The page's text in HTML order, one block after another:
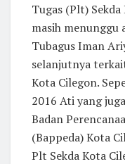
Tugas (Plt)
masih menunggu
Tubagus Iman
selanjutnya
Kota Cilegon.
2016 Ati yang
Badan
(Bappeda) Kota
Plt Sekda Kota